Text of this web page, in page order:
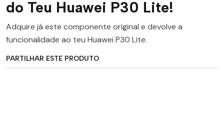
do Teu Huawei P30 Lite!
Adquire já este componente original e devolve a
funcionalidade ao teu Huawei P30 Lite.
PARTILHAR ESTE PRODUTO